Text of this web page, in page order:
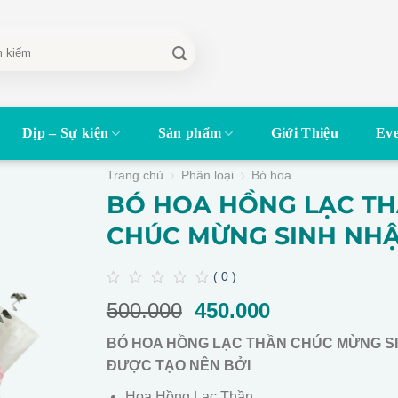
Dịp – Sự kiện Sản phẩm Giới Thiệu
Trang chủ Phân loại Bó hoa
BÓ HOA HỒNG LẠC
CHÚC MỪNG SINH
out
5
( 0 )
500.000 Giá
gốc
là:
500.000.
450.000
hiện
tại
BÓ HOA HỒNG LẠC THẦN CHÚC MỪNG
ĐƯỢC TẠO NÊN BỞI